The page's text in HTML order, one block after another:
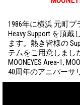
1986年に横浜 元町プ
Heavy Support を頂戴
ます。熱き皆様の
テムをご用意しまし
MOONEYES Area-1,
40周年のアニバーサ